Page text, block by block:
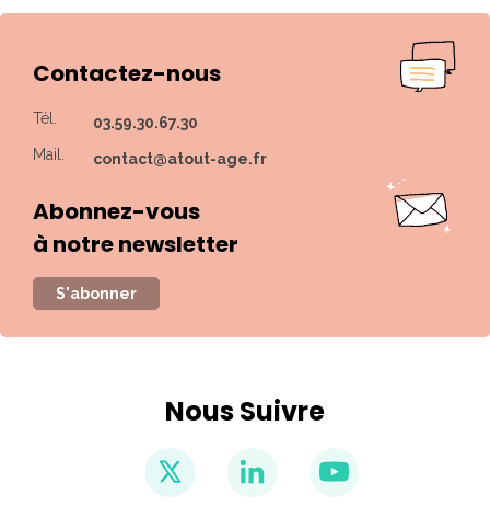
Contactez-nous
Tél.
03.59.30.67.30
Mail.
contact@atout-age.fr
Abonnez-vous
à notre newsletter
S'abonner
Nous Suivre